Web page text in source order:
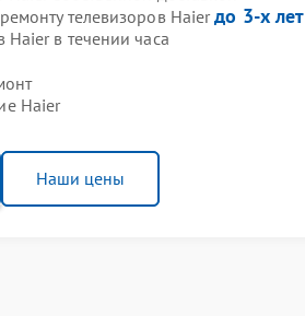
телевизоров Haierдо 3-х лет
в течении часа
Haier
Наши цены